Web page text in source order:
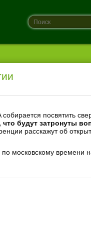
посвятить
будут затронуты
расскажут об
московскому времени